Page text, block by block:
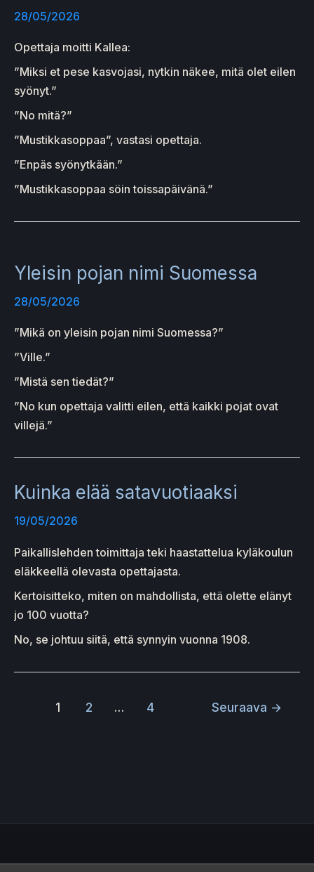
28/05/2026
Opettaja moitti Kallea:
”Miksi et pese kasvojasi, nytkin näkee, mitä olet eilen
syönyt.”
”No mitä?”
”Mustikkasoppaa”, vastasi opettaja.
”Enpäs syönytkään.”
”Mustikkasoppaa söin toissapäivänä.”
Yleisin pojan nimi Suomessa
28/05/2026
”Mikä on yleisin pojan nimi Suomessa?”
”Ville.”
”Mistä sen tiedät?”
”No kun opettaja valitti eilen, että kaikki pojat ovat
villejä.”
Kuinka elää satavuotiaaksi
19/05/2026
Paikallislehden toimittaja teki haastattelua kyläkoulun
eläkkeellä olevasta opettajasta.
Kertoisitteko, miten on mahdollista, että olette elänyt
jo 100 vuotta?
No, se johtuu siitä, että synnyin vuonna 1908.
1 2 … 4 Seuraava →